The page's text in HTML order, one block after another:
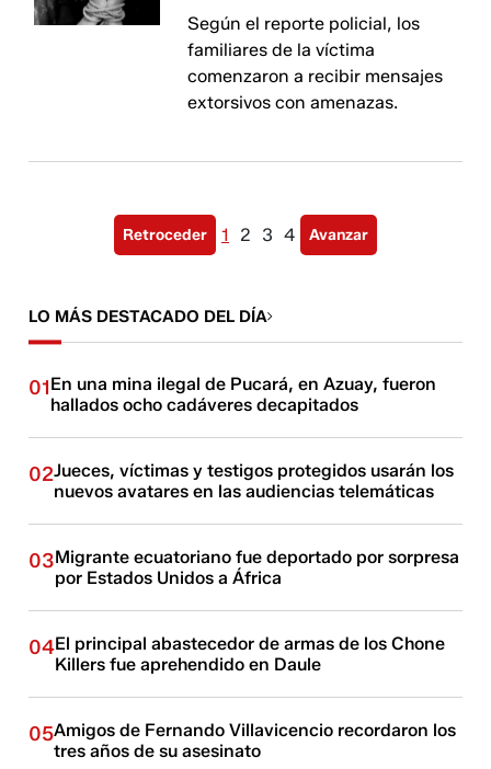
Según el reporte policial, los
familiares de la víctima
comenzaron a recibir mensajes
extorsivos con amenazas.
Retroceder 1 2 3 4 Avanzar
LO MÁS DESTACADO DEL DÍA
01En una mina ilegal de Pucará, en Azuay, fueron
hallados ocho cadáveres decapitados
02Jueces, víctimas y testigos protegidos usarán los
nuevos avatares en las audiencias telemáticas
03Migrante ecuatoriano fue deportado por sorpresa
por Estados Unidos a África
04El principal abastecedor de armas de los Chone
Killers fue aprehendido en Daule
05Amigos de Fernando Villavicencio recordaron los
tres años de su asesinato